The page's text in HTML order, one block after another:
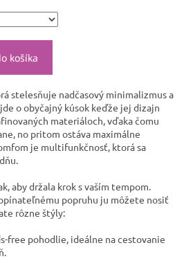
košíka
stelesňuje nadčasový minimalizmus a
o obyčajný kúsok keďže jej dizajn
materiáloch, vďaka čomu
no pritom ostáva maximálne
je multifunkčnosť, ktorá sa
aby držala krok s vaším tempom.
popruhu ju môžete nosiť
rôzne štýly:
free pohodlie, ideálne na cestovanie